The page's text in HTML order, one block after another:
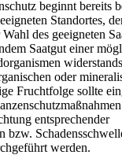
beginnt bereits
Standortes,
des geeigneten
Saatgut einer
oder
Fruchtfolge sollte
entsprechender
bzw.
werden.